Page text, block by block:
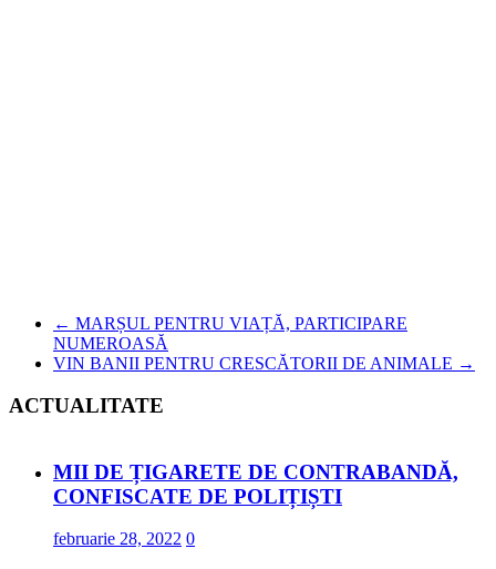
← MARȘUL PENTRU VIAȚĂ, PARTICIPARE
NUMEROASĂ
VIN BANII PENTRU CRESCĂTORII DE ANIMALE →
ACTUALITATE
MII DE ȚIGARETE DE CONTRABANDĂ,
CONFISCATE DE POLIȚIȘTI
februarie 28, 2022 0